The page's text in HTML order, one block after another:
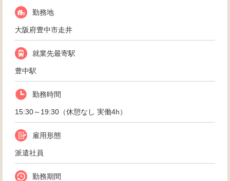
勤務地
大阪府豊中市走井
就業先最寄駅
豊中駅
勤務時間
15:30～19:30（休憩なし 実働4h）
雇用形態
派遣社員
勤務期間